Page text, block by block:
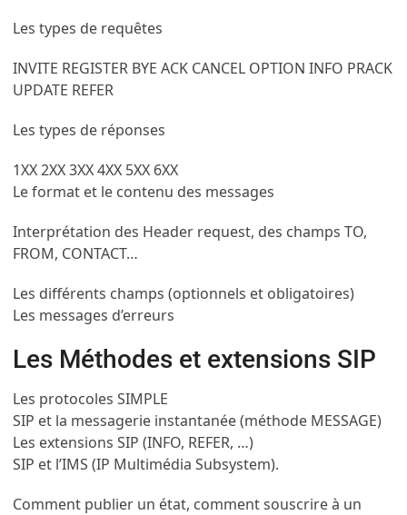
Les types de requêtes
INVITE REGISTER BYE ACK CANCEL OPTION INFO PRACK
UPDATE REFER
Les types de réponses
1XX 2XX 3XX 4XX 5XX 6XX
Le format et le contenu des messages
Interprétation des Header request, des champs TO,
FROM, CONTACT…
Les différents champs (optionnels et obligatoires)
Les messages d’erreurs
Les Méthodes et extensions SIP
Les protocoles SIMPLE
SIP et la messagerie instantanée (méthode MESSAGE)
Les extensions SIP (INFO, REFER, …)
SIP et l’IMS (IP Multimédia Subsystem).
Comment publier un état, comment souscrire à un